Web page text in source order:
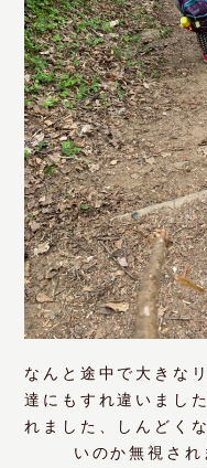
なんと途中で大きな
達にもすれ違いまし
れました、しんどく
いのか無視さ